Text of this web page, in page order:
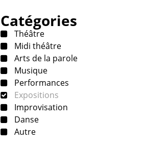
Catégories
Théâtre
Midi théâtre
Arts de la parole
Musique
Performances
Expositions
Improvisation
Danse
Autre